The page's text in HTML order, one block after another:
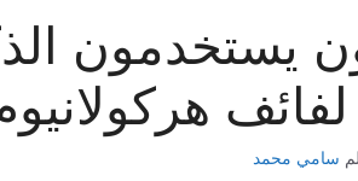
يستخدمون
سامي محمد